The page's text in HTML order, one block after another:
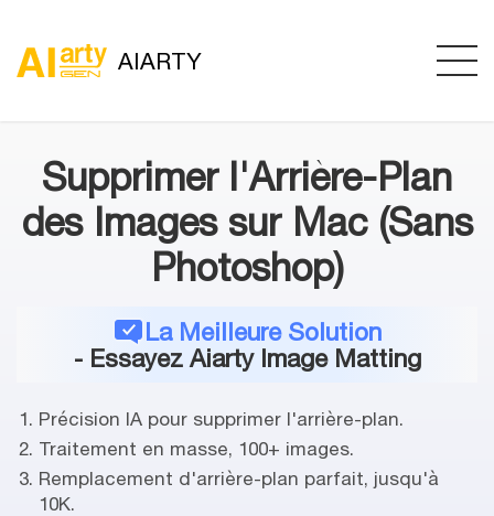
AIARTY
Supprimer l'Arrière-Plan
des Images sur Mac (Sans
Photoshop)
La Meilleure Solution
- Essayez Aiarty Image Matting
Précision IA pour supprimer l'arrière-plan.
Traitement en masse, 100+ images.
Remplacement d'arrière-plan parfait, jusqu'à
10K.